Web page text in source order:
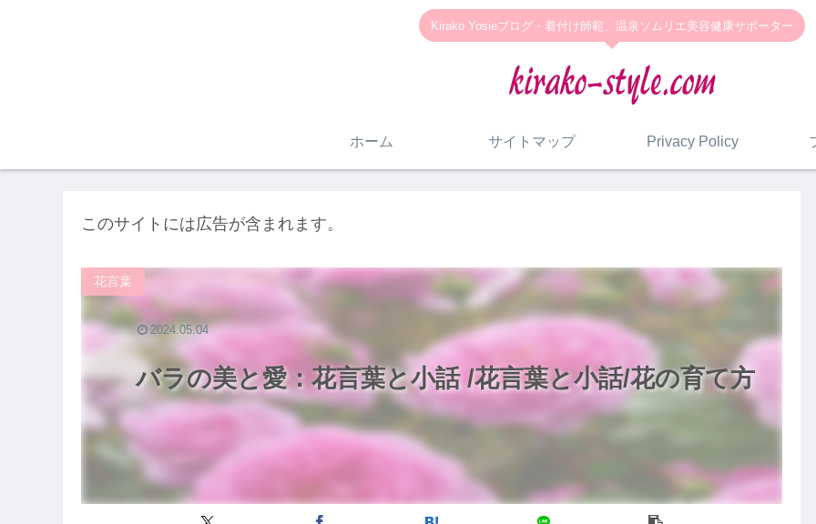
Kirako Yosieブログ・着付け師範、温泉ソムリエ美容健康サポーター
ホーム サイトマップ Privacy Policy
このサイトには広告が含まれます。
バラの美と愛：花言葉と小話 /花言葉と小話/花の育て方
花言葉
2024.05.04